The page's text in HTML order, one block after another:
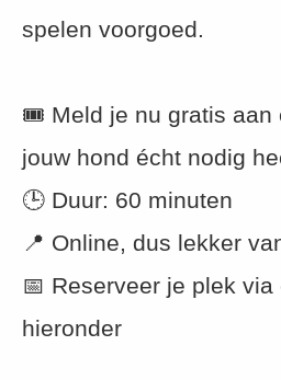
spelen voorgoed.
🎟️ Meld je nu gratis aan
jouw hond écht nodig
🕒 Duur: 60 minuten
📍 Online, dus lekker
📅 Reserveer je plek via
hieronder